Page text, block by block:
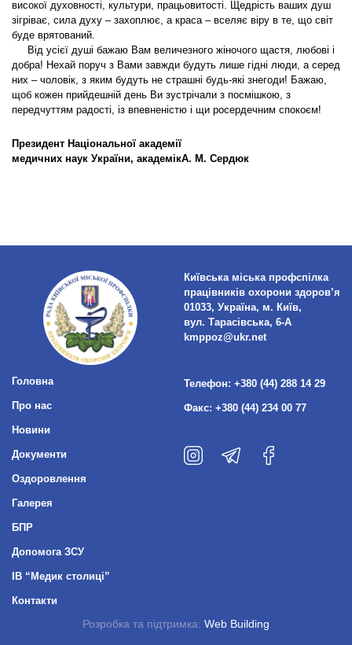
високої духовності, культури, працьовитості. Щедрість ваших душ
зігріває, сила духу – захоплює, а краса – вселяє віру в те, що світ
буде врятований.
Від усієї душі бажаю Вам величезного жіночого щастя, любові і
добра! Нехай поруч з Вами завжди будуть лише гідні люди, а серед
них – чоловік, з яким будуть не страшні будь-які знегоди! Бажаю,
щоб кожен прийдешній день Ви зустрічали з посмішкою, з
передчуттям радості, із впевненістю і щи росердечним спокоєм!
Президент Національної академії
медичних наук України, академікА. М. Сердюк
Головна
Про нас
Новини
Документи
Оздоровлення
Галерея
БПР
Допомога ЗСУ
ІВ “Медик столиці”
Контакти
Київська міська профспілка
працівників охорони здоров’я
01033, Україна, м. Київ,
вул. Тарасівська, 6-А
kmppoz@ukr.net
Телефон: +380 (44) 288 14 29
Факс: +380 (44) 234 00 77
Розробка та підтримка: Web Building